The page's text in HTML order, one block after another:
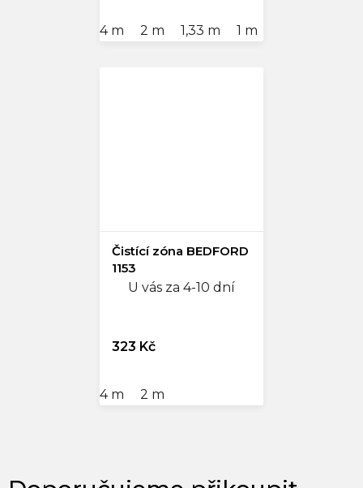
4 m 2 m 1,33 m 1 m
Čistící zóna BEDFORD
1153
U vás za 4-10 dní
323 Kč
4 m 2 m